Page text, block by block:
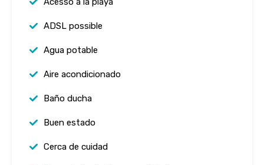
ADSL possible
Agua potable
Aire acondicionado
Baño ducha
Buen estado
Cerca de cuidad